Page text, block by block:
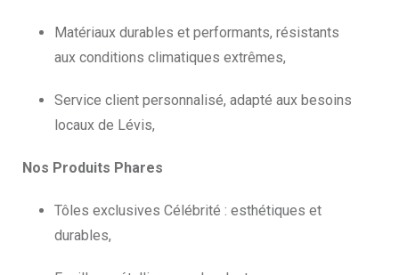
Matériaux durables et performants, résistants
aux conditions climatiques extrêmes,
Service client personnalisé, adapté aux besoins
locaux de Lévis,
Nos Produits Phares
Tôles exclusives Célébrité : esthétiques et
durables,